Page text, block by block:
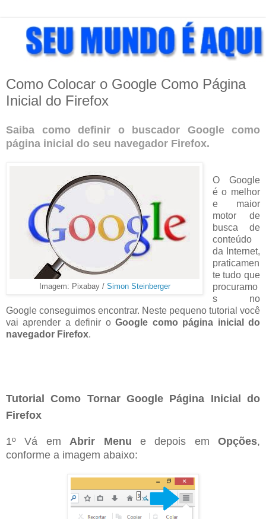
Como Colocar o Google Como Página
Inicial do Firefox
Saiba como definir o buscador Google como
página inicial do seu navegador Firefox.
Imagem: Pixabay / Simon Steinberger
O Google
é o melhor
e maior
motor de
busca de
conteúdo
da Internet,
praticamen
te tudo que
procuramo
s no
Google conseguimos encontrar. Neste pequeno tutorial você
vai aprender a definir oGoogle como página inicial do
navegador Firefox.
Tutorial Como Tornar Google Página Inicial do
Firefox
1º Vá em Abrir Menu e depois em Opções,
conforme a imagem abaixo: